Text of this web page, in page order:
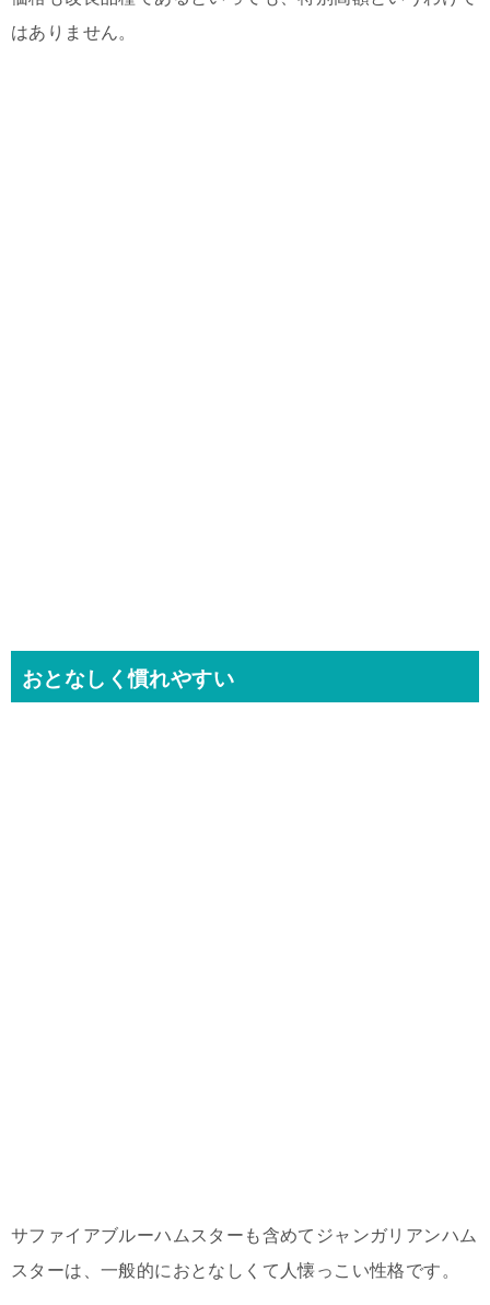
はありません。
おとなしく慣れやすい
サファイアブルーハムスターも含めてジャンガリアンハム
スターは、一般的におとなしくて人懐っこい性格です。